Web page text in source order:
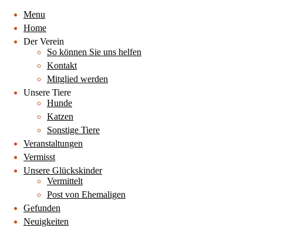
Menu
Home
Der Verein
So können Sie uns helfen
Kontakt
Mitglied werden
Unsere Tiere
Hunde
Katzen
Sonstige Tiere
Veranstaltungen
Vermisst
Unsere Glückskinder
Vermittelt
Post von Ehemaligen
Gefunden
Neuigkeiten